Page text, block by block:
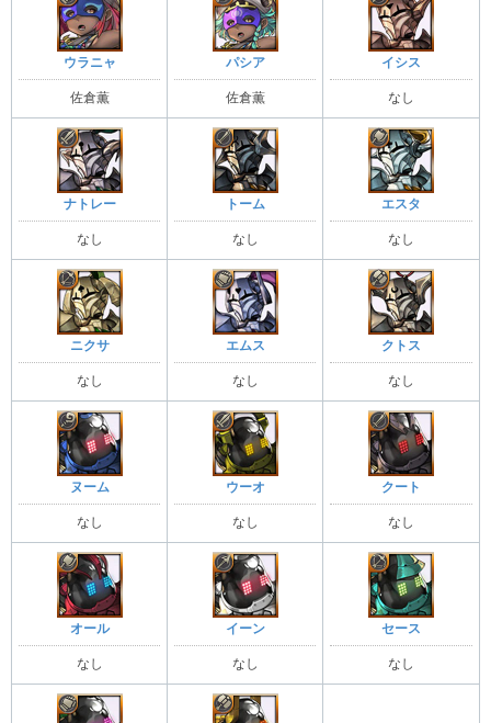
ウラニャ
佐倉薫
パシア
佐倉薫
イシス
なし
ナトレー
なし
トーム
なし
エスタ
なし
ニクサ
なし
エムス
なし
クトス
なし
ヌーム
なし
ウーオ
なし
クート
なし
オール
なし
イーン
なし
セース
なし